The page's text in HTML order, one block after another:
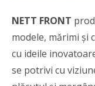
NETT FRONT
modele, mărimi și
cu ideile
se potrivi cu